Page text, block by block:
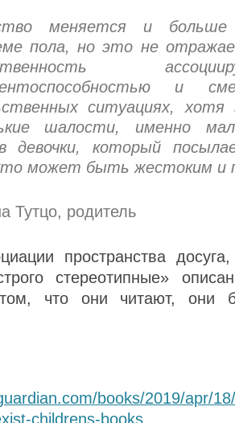
меняется и больше
пола, но это не
и
ситуациях,
шалости, именно
девочки, который
может быть жестоким и
Тутцо, родитель
пространства
стереотипные»
что они читают, они
books/2019/apr/
childrens-books